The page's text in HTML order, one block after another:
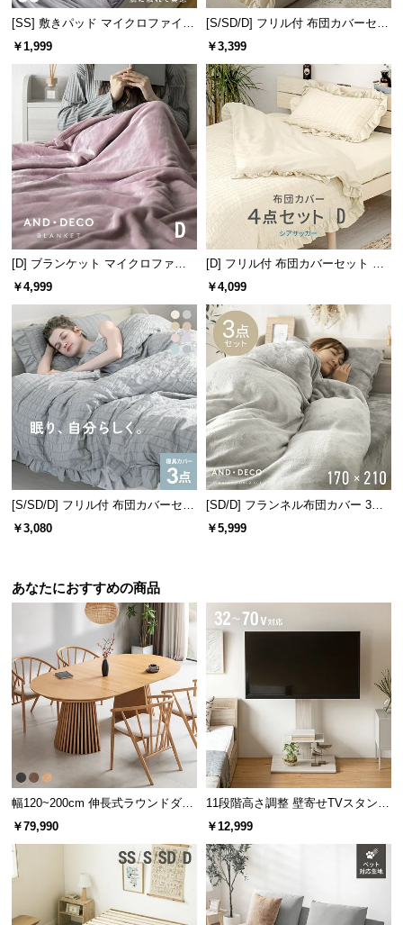
ロ
グ[SS] 敷きパッド マイクロファイバ
ー
￥1,999
[S/SD/D] フリル付 布団カバーセッ
ト
￥3,399
[D] ブランケット マイクロファイ
バー
￥4,999
[D] フリル付 布団カバーセット シ
アサッカータイプ
￥4,099
[S/SD/D] フリル付 布団カバーセッ
ト シアサッカータイプ
￥3,080
[SD/D] フランネル布団カバー 3点
セット
￥5,999
あなたにおすすめの商品
幅120~200cm 伸長式ラウンドダイ
ニングテーブル 6人掛け 天然木突
板 美しい格子デザイン
￥79,990
11段階高さ調整 壁寄せTVスタンド
キャスター付き 上下左右角度調節
￥12,999